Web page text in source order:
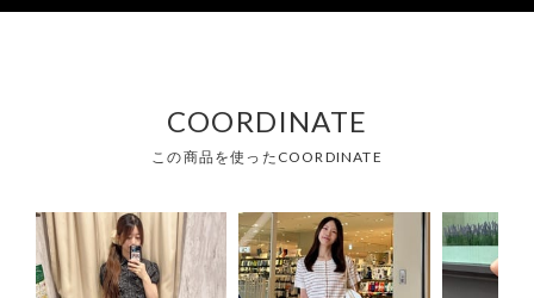
COORDINATE
この商品を使ったCOORDINATE